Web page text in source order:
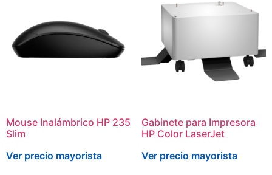
Mouse Inalámbrico HP 235
Slim
Ver precio mayorista
Gabinete para Impresora
HP Color LaserJet
Ver precio mayorista